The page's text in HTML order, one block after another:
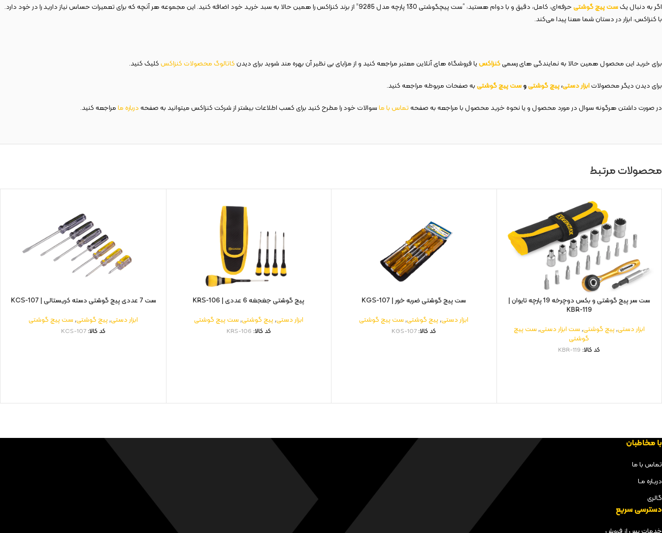
اگر به دنبال یکست پیچ گوشتی
حرفه‌ای، کامل، دقیق و با دوام هستید، “ست پیچگوشتی 130 پارچه مدل 9285” از برند کنزاکس را همین حالا به سبد خرید خود اضافه کنید. این مجموعه هر آنچه که برای تعمیرات حساس نیاز دارید را در خود دارد.
با کنزاکس، ابزار در دستان شما معنا پیدا می‌کند.
برای خرید این محصول همین حالا به نمایندگی های رسمیکنزاکسیا فروشگاه های آنلاین معتبر مراجعه کنید و از مزایای بی نظیر آن بهره مند شوید برای دیدنکاتالوگ محصولات کنزاکسکلیک کنید.
برای دیدن دیگر محصولاتابزار دستی،پیچ گوشتیوست پیچ گوشتیبه صفحات مربوطه مراجعه کنید.
در صورت داشتن هرگونه سوال در مورد محصول و یا نحوه خرید محصول با مراجعه به صفحهتماس با ماسوالات خود را مطرح کنید برای کسب اطلاعات بیشتر از شرکت کنزاکس میتوانید به صفحهدرباره مامراجعه کنید.
محصولات مرتبط
ست سر پیچ‌ گوشتی و بکس دوچرخه 19 پارچه تایوان |
KBR-119
ابزار دستی,پیچ گوشتی,ست ابزار دستی,ست پیچ
گوشتی
کد کالا: KBR-119
ست پیچ گوشتی ضربه خور | KGS-107
ابزار دستی,پیچ گوشتی,ست پیچ گوشتی
کد کالا: KGS-107
پیچ گوشتی جغجغه 6 عددی | KRS-106
ابزار دستی,پیچ گوشتی,ست پیچ گوشتی
کد کالا: KRS-106
ست 7 عددی پیچ گوشتی دسته کریستالی | KCS-107
ابزار دستی,پیچ گوشتی,ست پیچ گوشتی
کد کالا: KCS-107
با مخاطبان
تماس با ما
دربـاره مـا
گالری
دسترسی سریع